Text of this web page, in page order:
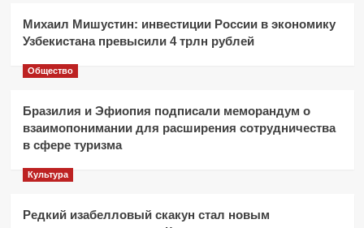
Михаил Мишустин: инвестиции России в экономику
Узбекистана превысили 4 трлн рублей
Общество
Бразилия и Эфиопия подписали меморандум о
взаимопонимании для расширения сотрудничества
в сфере туризма
Культура
Редкий изабелловый скакун стал новым